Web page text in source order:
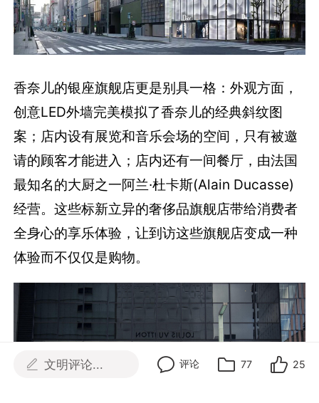
香奈儿的银座旗舰店更是别具一格：外观方面，
创意LED外墙完美模拟了香奈儿的经典斜纹图
案；店内设有展览和音乐会场的空间，只有被邀
请的顾客才能进入；店内还有一间餐厅，由法国
最知名的大厨之一阿兰·杜卡斯(Alain Ducasse)
经营。这些标新立异的奢侈品旗舰店带给消费者
全身心的享乐体验，让到访这些旗舰店变成一种
体验而不仅仅是购物。
文明评论... 评论 77 25